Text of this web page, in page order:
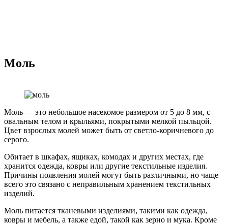
Моль
Моль — это небольшое насекомое размером от 5 до 8 мм, с
овальным телом и крыльями, покрытыми мелкой пыльцой.
Цвет взрослых молей может быть от светло-коричневого до
серого.
Обитает в шкафах, ящиках, комодах и других местах, где
хранится одежда, ковры или другие текстильные изделия.
Причины появления молей могут быть различными, но чаще
всего это связано с неправильным хранением текстильных
изделий.
Моль питается тканевыми изделиями, такими как одежда,
ковры и мебель, а также едой, такой как зерно и мука. Кроме